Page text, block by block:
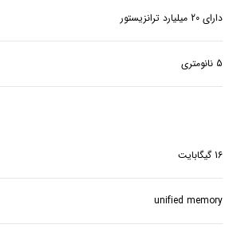
دارای 20 میلیارد ترانزیستور
5 نانومتری
16 گیگابایت
unified memory